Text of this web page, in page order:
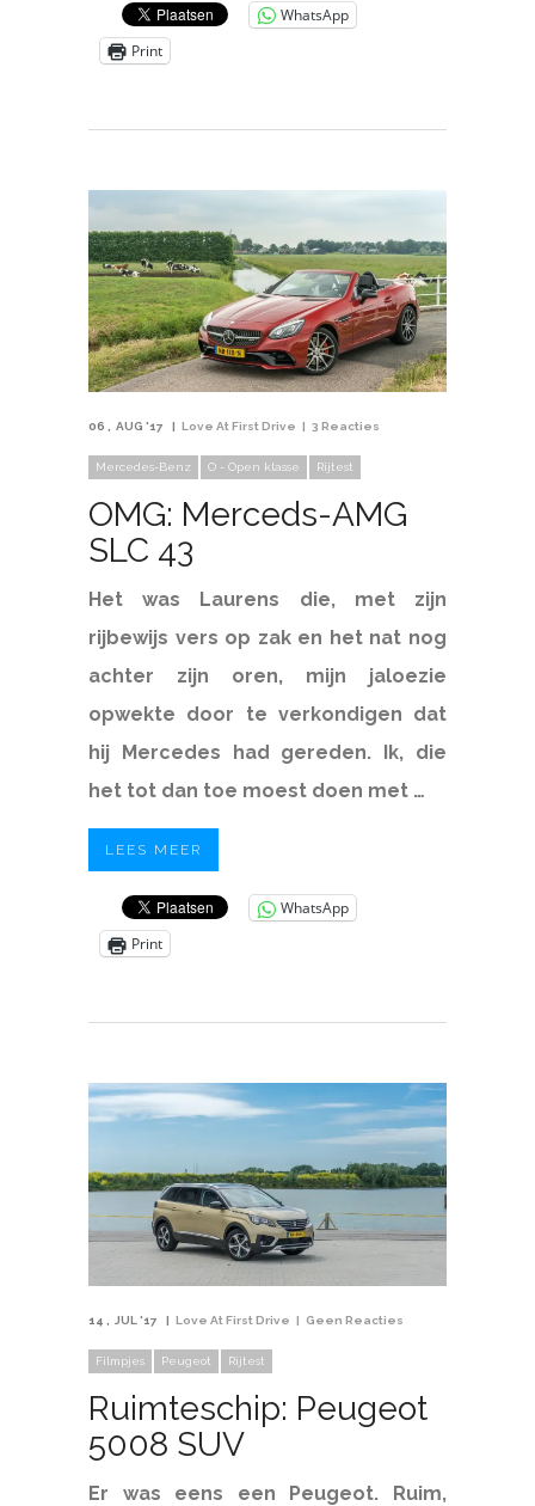
WhatsApp
Print
06 AUG '17 Love At First Drive 3 Reacties
Mercedes-Benz O - Open klasse Rijtest
OMG: Merceds-AMG
SLC 43
Het was Laurens die, met zijn
rijbewijs vers op zak en het nat nog
achter zijn oren, mijn jaloezie
opwekte door te verkondigen dat
hij Mercedes had gereden. Ik, die
het tot dan toe moest doen met …
LEES MEER
WhatsApp
Print
14 JUL '17 Love At First Drive Geen Reacties
Filmpjes Peugeot Rijtest
Ruimteschip: Peugeot
5008 SUV
Er was eens een Peugeot. Ruim,